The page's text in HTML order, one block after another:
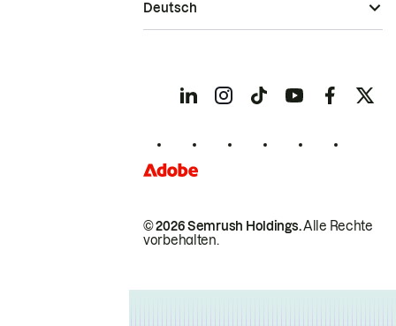
© 2026 Semrush Holdings.Alle Rechte
vorbehalten.
Deutsch